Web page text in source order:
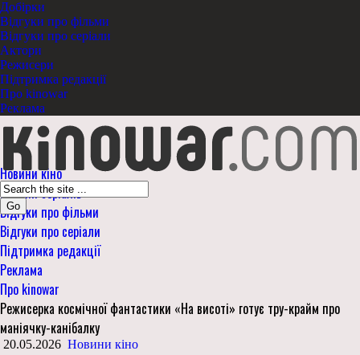
Добірки
Відгуки про фільми
Відгуки про серіали
Актори
Режисери
Підтримка редакції
Про kinowar
Реклама
Go
Новини кіно
Новини серіалів
Відгуки про фільми
Відгуки про серіали
Підтримка редакції
Реклама
Про kinowar
Режисерка космічної фантастики «На висоті» готує тру-крайм про
маніячку-канібалку
20.05.2026 Новини кіно